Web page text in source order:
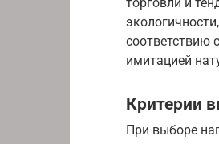
соответствию
имитацией
Критерии
При выборе